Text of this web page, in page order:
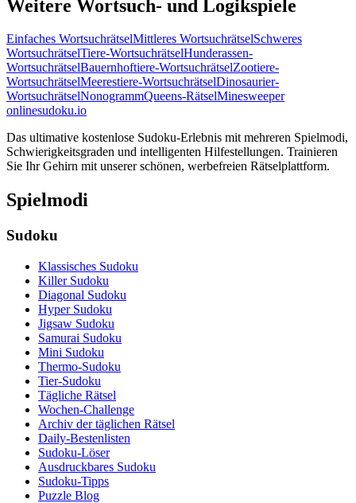
Weitere Wortsuch- und Logikspiele
Einfaches WortsuchrätselMittleres WortsuchrätselSchweres
WortsuchrätselTiere-WortsuchrätselHunderassen-
WortsuchrätselBauernhoftiere-WortsuchrätselZootiere-
WortsuchrätselMeerestiere-WortsuchrätselDinosaurier-
WortsuchrätselNonogrammQueens-RätselMinesweeper
onlinesudoku.io
Das ultimative kostenlose Sudoku-Erlebnis mit mehreren Spielmodi,
Schwierigkeitsgraden und intelligenten Hilfestellungen. Trainieren
Sie Ihr Gehirn mit unserer schönen, werbefreien Rätselplattform.
Spielmodi
Sudoku
Klassisches Sudoku
Killer Sudoku
Diagonal Sudoku
Hyper Sudoku
Jigsaw Sudoku
Samurai Sudoku
Mini Sudoku
Thermo-Sudoku
Tier-Sudoku
Tägliche Rätsel
Wochen-Challenge
Archiv der täglichen Rätsel
Daily-Bestenlisten
Sudoku-Löser
Ausdruckbares Sudoku
Sudoku-Tipps
Puzzle Blog